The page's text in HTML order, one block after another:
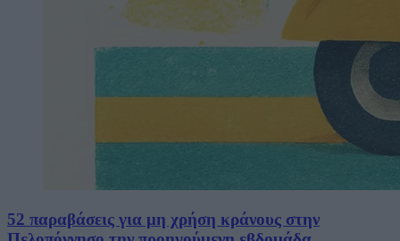
52 παραβάσεις για μη χρήση κράνους στην